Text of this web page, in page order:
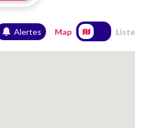
Alertes Map Liste